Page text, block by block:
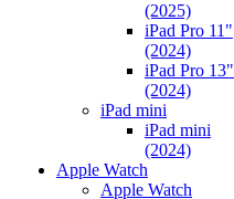
(2025)
iPad Pro 11"
(2024)
iPad Pro 13"
(2024)
iPad mini
iPad mini
(2024)
Apple Watch
Apple Watch